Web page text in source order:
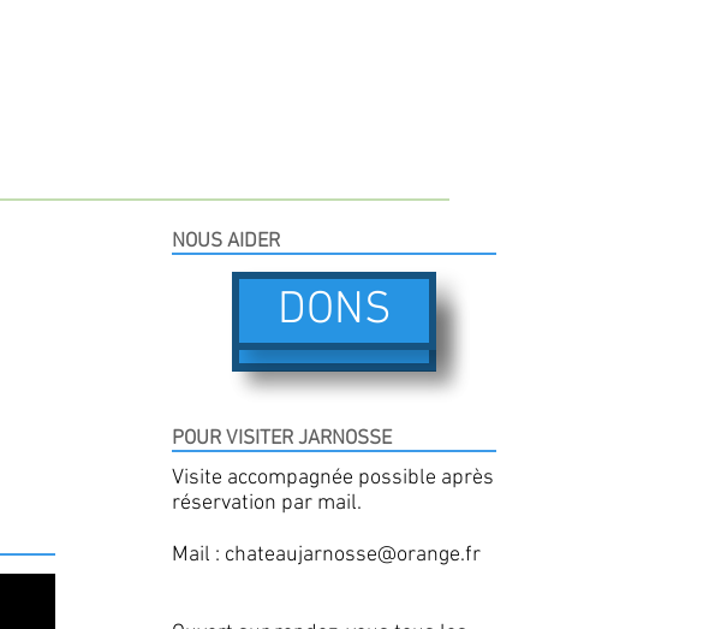
DONS
DONS
NOUS AIDER
DONS
POUR VISITER JARNOSSE
Visite accompagnée possible après
réservation par mail.
​Mail : chateaujarnosse@orange.fr